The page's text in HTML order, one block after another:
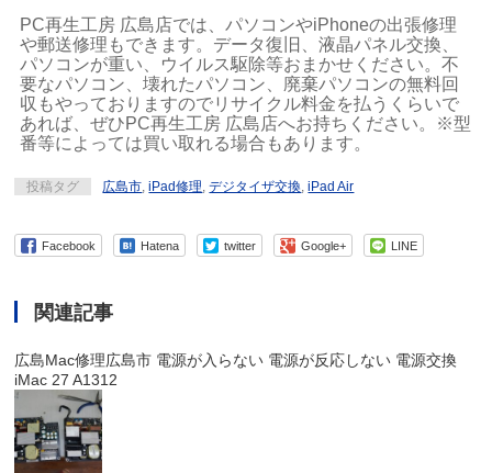
PC再生工房 広島店では、パソコンやiPhoneの出張修理
や郵送修理もできます。データ復旧、液晶パネル交換、
パソコンが重い、ウイルス駆除等おまかせください。不
要なパソコン、壊れたパソコン、廃棄パソコンの無料回
収もやっておりますのでリサイクル料金を払うくらいで
あれば、ぜひPC再生工房 広島店へお持ちください。※型
番等によっては買い取れる場合もあります。
投稿タグ 広島市,iPad修理,デジタイザ交換,iPad Air
Facebook Hatena twitter Google+ LINE
関連記事
広島Mac修理広島市 電源が入らない 電源が反応しない 電源交換
iMac 27 A1312